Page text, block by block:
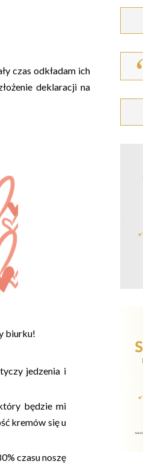
czas odkładam ich
deklaracji na
biurku!
jedzenia i
będzie mi
kremów się u
czasu noszę